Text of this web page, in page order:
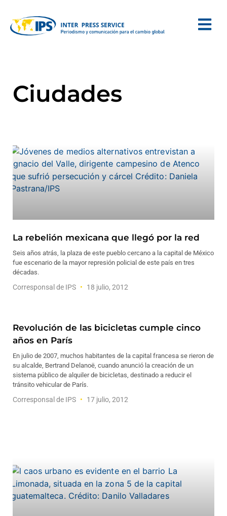
Ciudades
La rebelión mexicana que llegó por la red
Seis años atrás, la plaza de este pueblo cercano a la capital de México
fue escenario de la mayor represión policial de este país en tres
décadas.
Corresponsal de IPS 18 julio, 2012
Revolución de las bicicletas cumple cinco
años en París
En julio de 2007, muchos habitantes de la capital francesa se rieron de
su alcalde, Bertrand Delanoë, cuando anunció la creación de un
sistema público de alquiler de bicicletas, destinado a reducir el
tránsito vehicular de París.
Corresponsal de IPS 17 julio, 2012